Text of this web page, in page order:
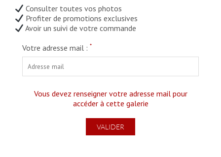
Consulter toutes vos photos
Profiter de promotions exclusives
Avoir un suivi de votre commande
Votre adresse mail : *
Vous devez renseigner votre adresse mail pour
accéder à cette galerie